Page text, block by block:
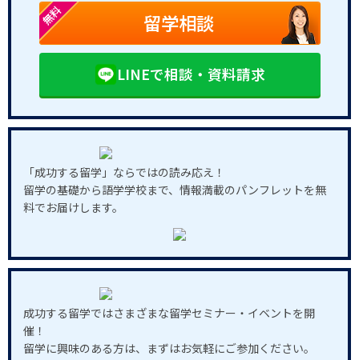
無料 留学相談
LINEで相談・資料請求
「成功する留学」ならではの読み応え！
留学の基礎から語学学校まで、情報満載のパンフレットを無
料でお届けします。
成功する留学ではさまざまな留学セミナー・イベントを開
催！
留学に興味のある方は、まずはお気軽にご参加ください。